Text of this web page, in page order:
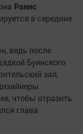
Ранис
в середине
ведь после
Буинского
зал,
чтобы отразить
глава